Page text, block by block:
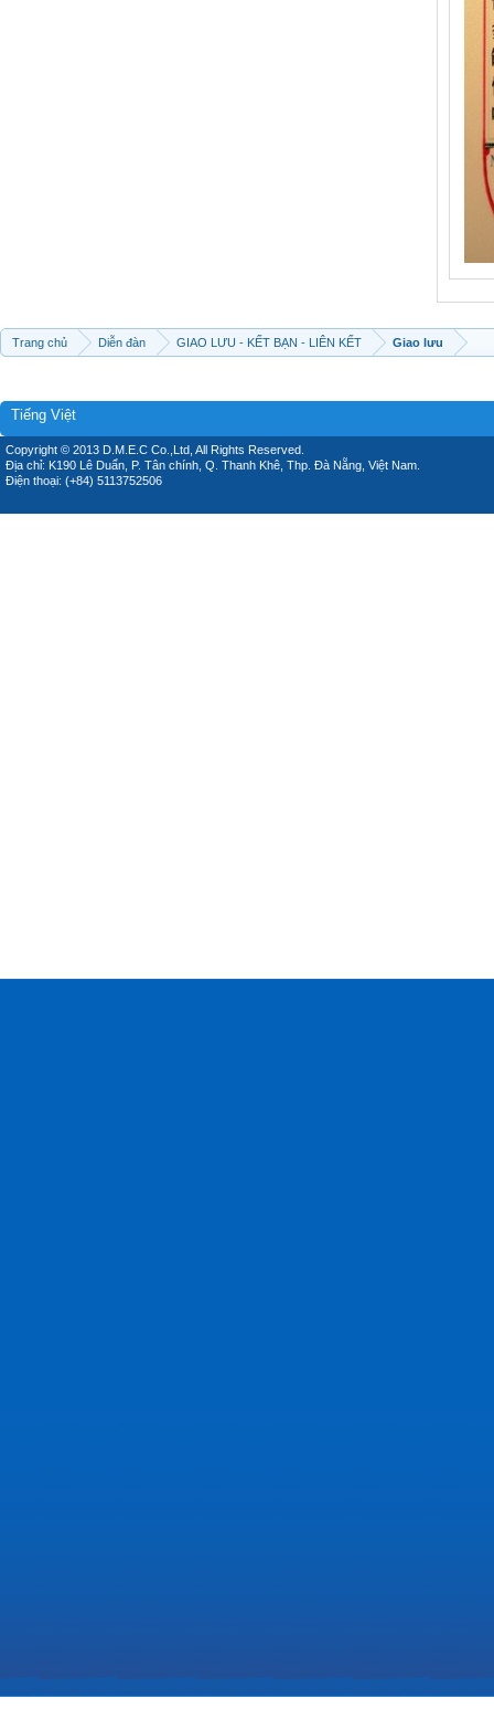
Trang chủ Diễn đàn GIAO LƯU - KẾT BẠN - LIÊN KẾT Giao lưu
Tiếng Việt
Copyright © 2013 D.M.E.C Co.,Ltd, All Rights Reserved.
Địa chỉ: K190 Lê Duẩn, P. Tân chính, Q. Thanh Khê, Thp. Đà Nẵng, Việt Nam.
Điện thoại: (+84) 5113752506